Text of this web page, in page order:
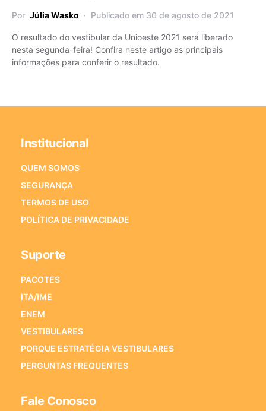
Por Júlia Wasko Publicado em 30 de agosto de 2021
O resultado do vestibular da Unioeste 2021 será liberado
nesta segunda-feira! Confira neste artigo as principais
informações para conferir o resultado.
Institucional
QUEM SOMOS
SEGURANÇA
TERMOS DE USO
POLÍTICA DE PRIVACIDADE
Suporte
PACOTES
ITA/IME
ENEM
VESTIBULARES
PORQUE ESTRATÉGIA VESTIBULARES
PERGUNTAS FREQUENTES
Fale Conosco